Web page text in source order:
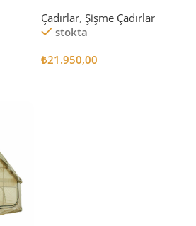
Çadırlar, Şişme Çadırlar
stokta
₺21.950,00